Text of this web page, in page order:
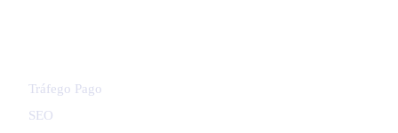
Tráfego Pago
SEO